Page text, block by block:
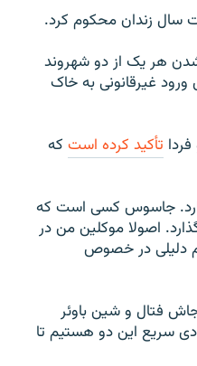
سال زندان محکوم کرد.
شدن هر یک از دو شهروند
غیرقانونی به خاک
تأکید کرده است که
جاسوس کسی است که
اصولا موکلین من در
دلیلی در خصوص
فتال و شین باوئر
سریع این دو هستیم تا